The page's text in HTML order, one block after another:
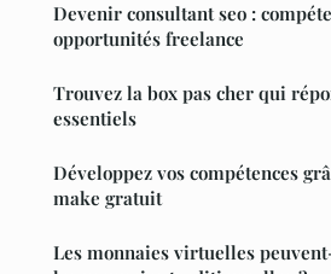
Devenir consultant seo :
opportunités freelance
Trouvez la box pas cher qui
essentiels
Développez vos compétences
make gratuit
Les monnaies virtuelles